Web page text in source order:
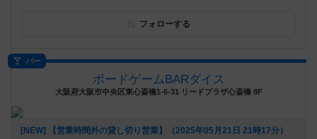
フォローする
バー
ボードゲームBARダイス
大阪府大阪市中央区東心斎橋1-6-31 リードプラザ心斎橋 8F
[NEW] 【営業時間外の貸し切り営業】（2025年05月21日 21時17分）